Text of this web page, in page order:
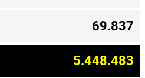
69.837
5.448.483